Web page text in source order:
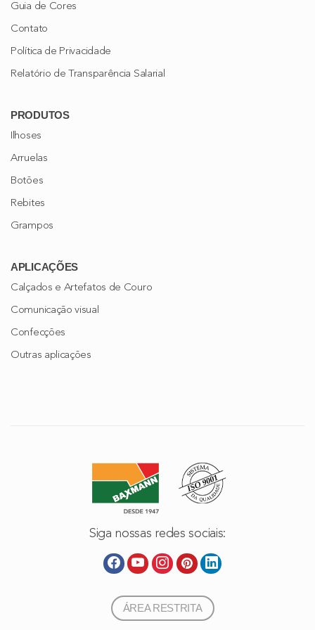
Guia de Cores
Contato
Política de Privacidade
Relatório de Transparência Salarial
PRODUTOS
Ilhoses
Arruelas
Botões
Rebites
Grampos
APLICAÇÕES
Calçados e Artefatos de Couro
Comunicação visual
Confecções
Outras aplicações
Siga nossas redes sociais:
ÁREA RESTRITA